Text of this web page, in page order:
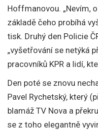
Hoffmanovou. „Nevím,
základě čeho probíhá
tisk. Druhý den Policie
„vyšetřování se netýká
pracovníků KPR a lidí,
Den poté se znovu
Pavel Rychetský, který
blamáž TV Nova a
se z toho elegantně